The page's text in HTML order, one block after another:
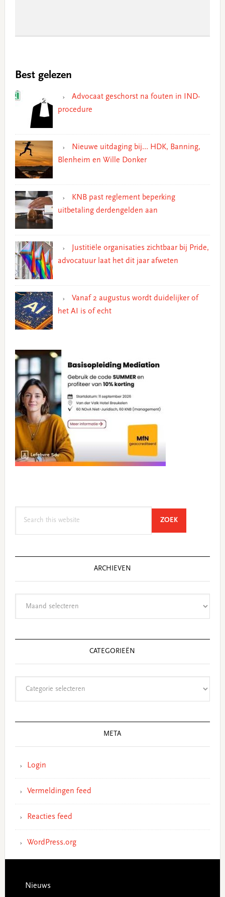
Best gelezen
Advocaat geschorst na fouten in IND-
procedure
Nieuwe uitdaging bij… HDK, Banning,
Blenheim en Wille Donker
KNB past reglement beperking
uitbetaling derdengelden aan
Justitiële organisaties zichtbaar bij Pride,
advocatuur laat het dit jaar afweten
Vanaf 2 augustus wordt duidelijker of
het AI is of echt
ZOEKSEARCH
ARCHIEVEN
CATEGORIEËN
META
Login
Vermeldingen feed
Reacties feed
WordPress.org
Footer
Nieuws